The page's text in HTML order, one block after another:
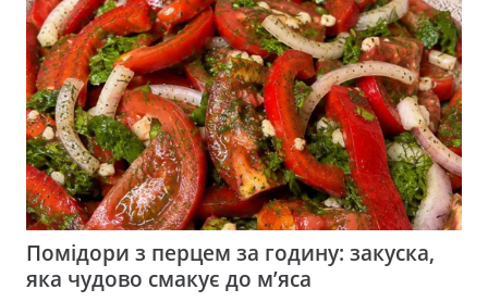
Помідори з перцем за годину: закуска,
яка чудово смакує до м’яса